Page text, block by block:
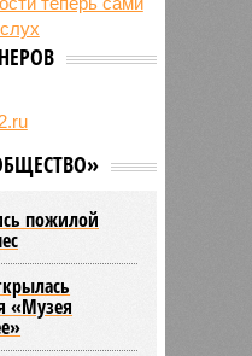
наземном
можно
воды в
пожилой
«Музея